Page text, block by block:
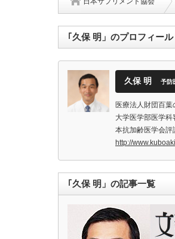
｢久保 明」のプロフィール
久保 明 予防
医療法人財団百
大学医学部医学
本抗加齢医学会評
http://
｢久保 明」の記事一覧